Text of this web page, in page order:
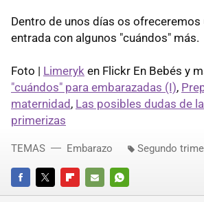
Dentro de unos días os ofreceremos
entrada con algunos "cuándos" más.
Foto | Limeryk en Flickr En Bebés y
"cuándos" para embarazadas (I),
maternidad, Las posibles dudas de
primerizas
FACEBOOKTWITTERFLIPBOARD
E-
WHATSAPP
TEMAS Embarazo Segundo